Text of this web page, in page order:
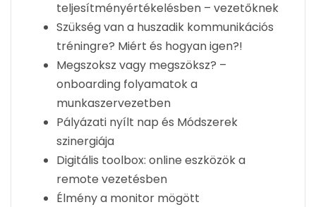
teljesítményértékelésben – vezetőknek
Szükség van a huszadik kommunikációs
tréningre? Miért és hogyan igen?!
Megszoksz vagy megszöksz? –
onboarding folyamatok a
munkaszervezetben
Pályázati nyílt nap és Módszerek
szinergiája
Digitális toolbox: online eszközök a
remote vezetésben
Élmény a monitor mögött